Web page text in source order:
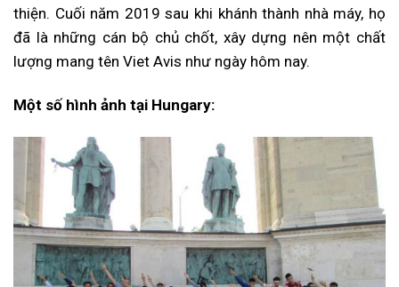
thiện. Cuối năm 2019 sau khi khánh thành nhà máy, họ
đã là những cán bộ chủ chốt, xây dựng nên một chất
lượng mang tên Viet Avis như ngày hôm nay.
Một số hình ảnh tại Hungary: